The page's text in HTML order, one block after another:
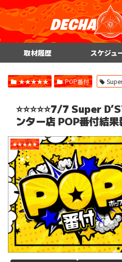
取材履歴 スケジュ
★★★★★ POP番付
⭐️⭐️⭐️⭐️⭐️7/7 Super
ンター店 POP番付結果
★★★★★